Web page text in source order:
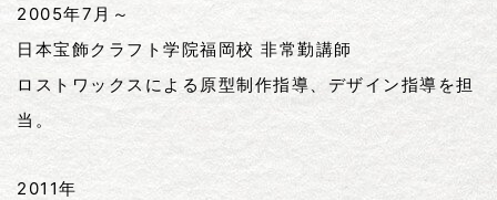
2005年7月～
日本宝飾クラフト学院福岡校 非常勤講師
ロストワックスによる原型制作指導、デザイン指導を担
当。
2011年